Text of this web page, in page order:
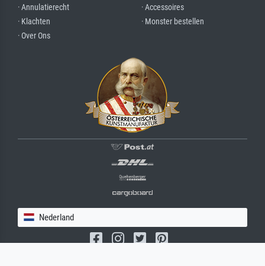
· Annulatierecht
· Klachten
· Over Ons
· Accessoires
· Monster bestellen
Nederland